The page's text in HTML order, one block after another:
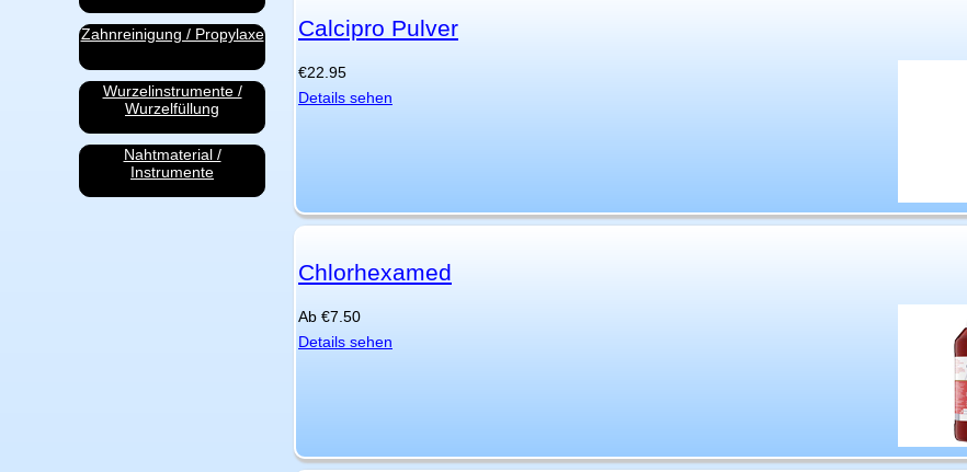
Calcipro Pulver
€22.95
Details sehen
Chlorhexamed
Ab €7.50
Details sehen
Zahnreinigung / Propylaxe
Wurzelinstrumente /
Wurzelfüllung
Nahtmaterial /
Instrumente